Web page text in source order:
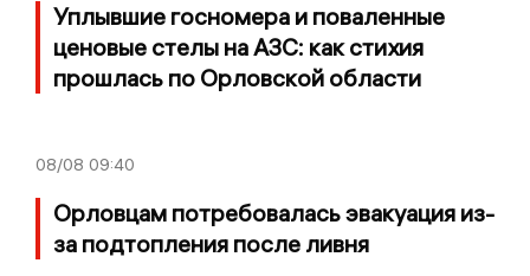
Уплывшие госномера и поваленные
ценовые стелы на АЗС: как стихия
прошлась по Орловской области
08/08 09:40
Орловцам потребовалась эвакуация из-
за подтопления после ливня